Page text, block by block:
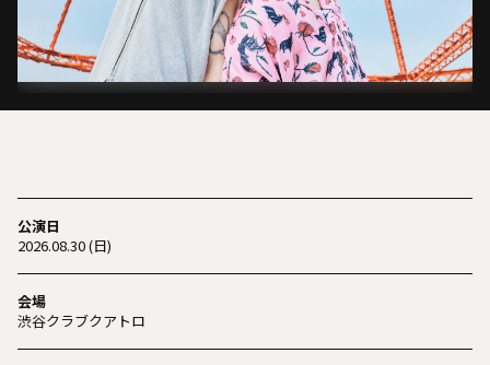
公演日
2026.08.30 (日)
会場
渋谷クラブクアトロ